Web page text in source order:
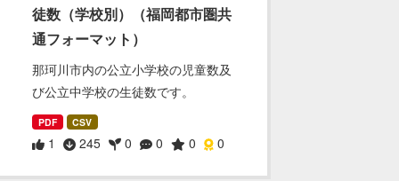
徒数（学校別）（福岡都市圏共
通フォーマット）
那珂川市内の公立小学校の児童数及
び公立中学校の生徒数です。
PDF CSV
1 245 0 0 0 0